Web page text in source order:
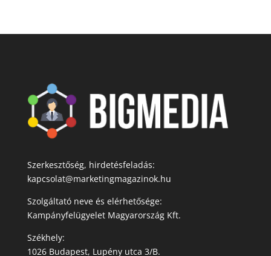
Szerkesztőség, hirdetésfeladás:
kapcsolat@marketingmagazinok.hu
Szolgáltató neve és elérhetősége:
Kampányfelügyelet Magyarország Kft.
Székhely:
1026 Budapest, Lupény utca 3/B.